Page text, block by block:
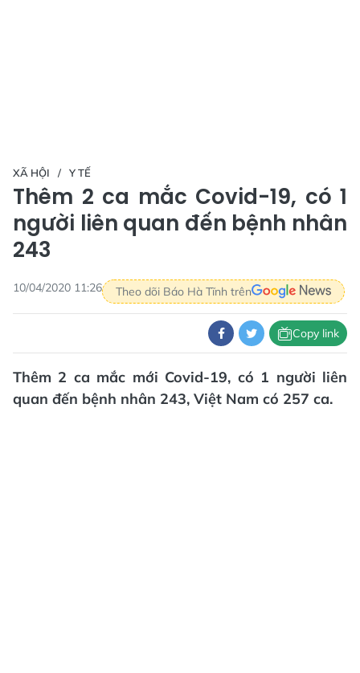
XÃ HỘI Y TẾ
Thêm 2 ca mắc Covid-19, có 1
người liên quan đến bệnh nhân
243
10/04/2020 11:26 Theo dõi Báo Hà Tĩnh trên
Copy link
Thêm 2 ca mắc mới Covid-19, có 1 người liên
quan đến bệnh nhân 243, Việt Nam có 257 ca.